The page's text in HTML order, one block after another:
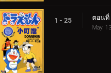
1 - 25 ตอนที่
May.